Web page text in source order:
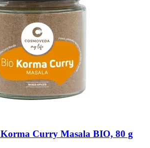
Korma Curry Masala BIO, 80 g